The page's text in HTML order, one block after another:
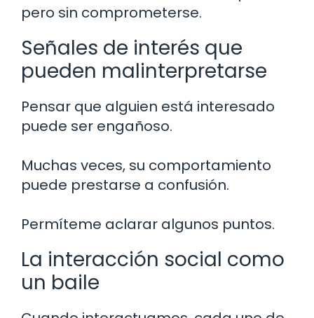
pero sin comprometerse.
Señales de interés que
pueden malinterpretarse
Pensar que alguien está interesado
puede ser engañoso.
Muchas veces, su comportamiento
puede prestarse a confusión.
Permíteme aclarar algunos puntos.
La interacción social como
un baile